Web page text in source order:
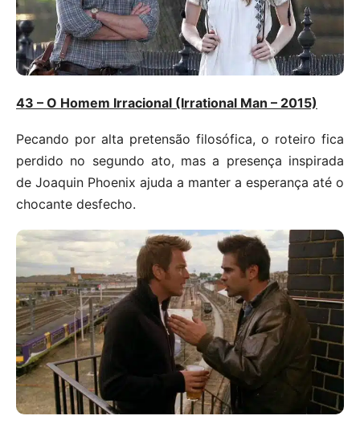
43 – O Homem Irracional (Irrational Man – 2015)
Pecando por alta pretensão filosófica, o roteiro fica
perdido no segundo ato, mas a presença inspirada
de Joaquin Phoenix ajuda a manter a esperança até o
chocante desfecho.